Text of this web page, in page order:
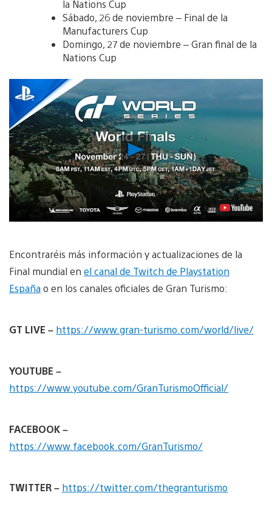
la Nations Cup
Sábado, 26 de noviembre – Final de la
Manufacturers Cup
Domingo, 27 de noviembre – Gran final de la
Nations Cup
Reproducir
vídeo
Encontraréis más información y actualizaciones de la
Final mundial en el canal de Twitch de Playstation
Españao en los canales oficiales de Gran Turismo:
GT LIVE – https://www.gran-turismo.com/world/live/
YOUTUBE –
https://www.youtube.com/GranTurismoOfficial/
FACEBOOK –
https://www.facebook.com/GranTurismo/
TWITTER – https://twitter.com/thegranturismo